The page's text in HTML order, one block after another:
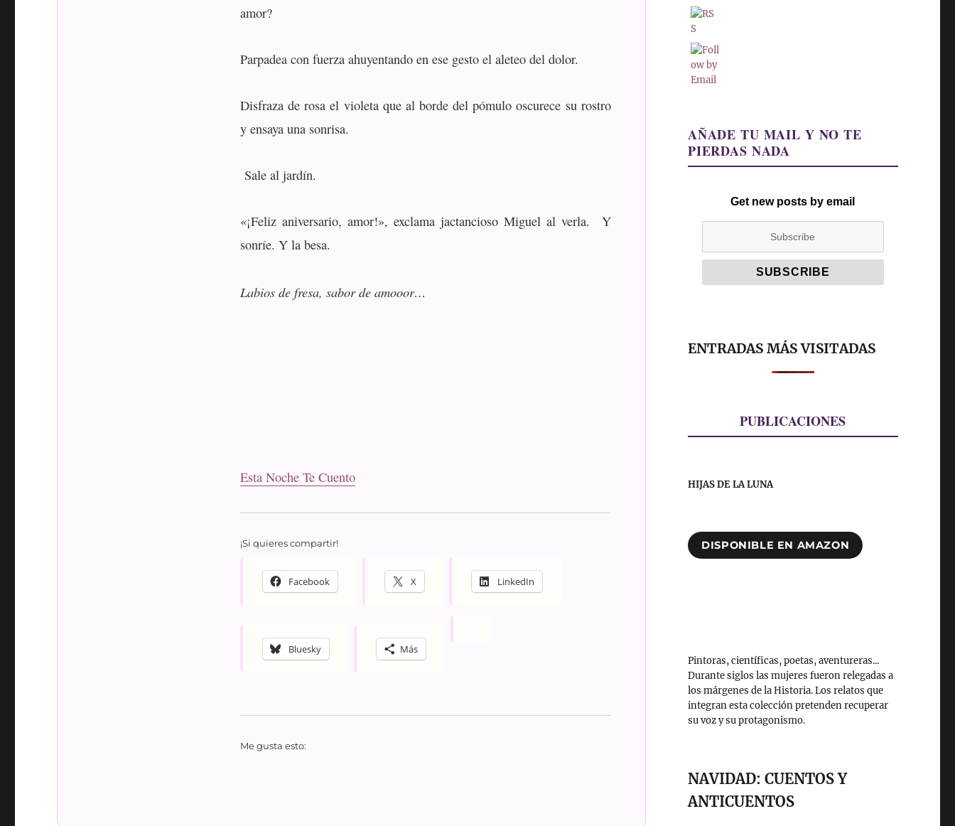
amor?
Parpadea con fuerza ahuyentando en ese gesto el aleteo del dolor.
Disfraza de rosa el violeta que al borde del pómulo oscurece su rostro
y ensaya una sonrisa.
Sale al jardín.
«¡Feliz aniversario, amor!», exclama jactancioso Miguel al verla. Y
sonríe. Y la besa.
Labios de fresa, sabor de amooor…
Esta Noche Te Cuento
¡Si quieres compartir!
Facebook X LinkedIn
Bluesky Más
Me gusta esto:
AÑADE TU MAIL Y NO TE
PIERDAS NADA
Get new posts by email
ENTRADAS MÁS VISITADAS
PUBLICACIONES
HIJAS DE LA LUNA
DISPONIBLE EN AMAZON
Pintoras, científicas, poetas, aventureras...
Durante siglos las mujeres fueron relegadas a
los márgenes de la Historia. Los relatos que
integran esta colección pretenden recuperar
su voz y su protagonismo.
NAVIDAD: CUENTOS Y
ANTICUENTOS